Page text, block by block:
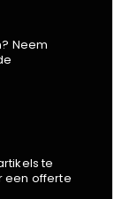
Neem
te
een offerte